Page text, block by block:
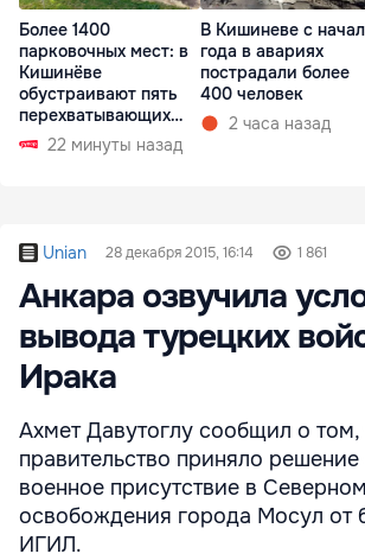
Более 1400
парковочных мест: в
Кишинёве
обустраивают пять
перехватывающих
парковок
22 минуты назад
В Кишиневе с
года в авариях
пострадали более
400 человек
2 часа назад
Unian 28 декабря 2015, 16:14 1 861
Анкара озвучила
вывода турецких
Ирака
Ахмет Давутоглу сообщил о том,
правительство приняло решение
военное присутствие в
освобождения города Мосул от
ИГИЛ.